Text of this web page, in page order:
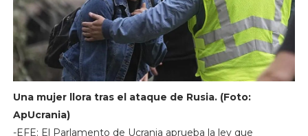
Una mujer llora tras el ataque de Rusia. (Foto:
ApUcrania)
-EFE: El Parlamento de Ucrania aprueba la ley que